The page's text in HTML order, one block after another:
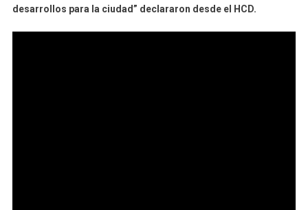
desarrollos para la ciudad” declararon desde el HCD.